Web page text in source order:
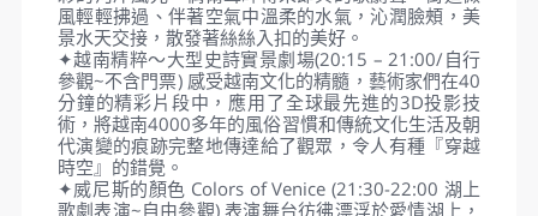
的雕塑群體，這裡展示了數十件從未在越南展出過的
傑作為代表。
✦竹之傳奇Bamboo Legend (自由參觀) 純竹子打造是
目前越南最大的竹構藝術建築，採用了蓮花和青銅鼓
這兩個傳統的越南符號，被雕刻在密集的竹網中。使
用了42000根竹子進行建築的設計和搭建，建築上方
巨大的圓頂以及下面弧形的曲線，極為壯觀和震撼。
✦泰迪熊博物館 Teddy Bear Museum(自行參觀~不
含門票)堪稱富國島旅遊中最Cute的浪漫夢奇地，靈感